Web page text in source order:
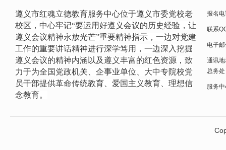
遵义市红魂立德教育服务中心位于遵义市委党校老
校区，中心牢记“要运用好遵义会议的历史经验，让
遵义会议精神永放光芒”重要精神指示，一边对党建
工作的重要讲话精神进行深学笃用，一边深入挖掘
遵义会议的精神内涵以及遵义丰富的红色资源，致
力于为全国党政机关、企事业单位、大中专院校党
员干部提供革命传统教育、爱国主义教育、理想信
念教育。
报名
联系
电子
通讯
总务
服务